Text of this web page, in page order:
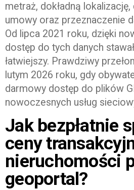
metraż, dokładną
umowy oraz przeznaczenie
Od lipca 2021 roku, dzięki
dostęp do tych danych
łatwiejszy. Prawdziwy
lutym 2026 roku, gdy
darmowy dostęp do plików
nowoczesnych usług
Jak bezpłatnie
ceny
nieruchomości
geoportal?